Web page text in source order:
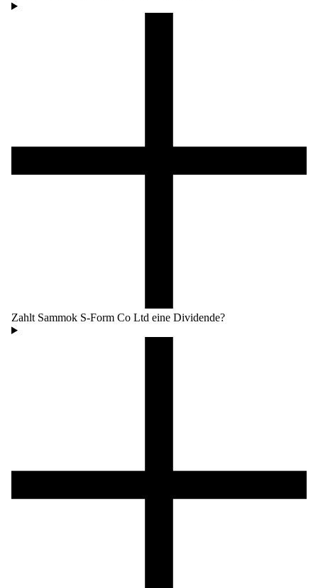
Zahlt Sammok S-Form Co Ltd eine Dividende?